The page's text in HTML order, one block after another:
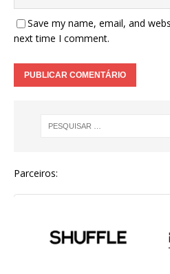
Save my name, email, and
next time I comment.
Parceiros: